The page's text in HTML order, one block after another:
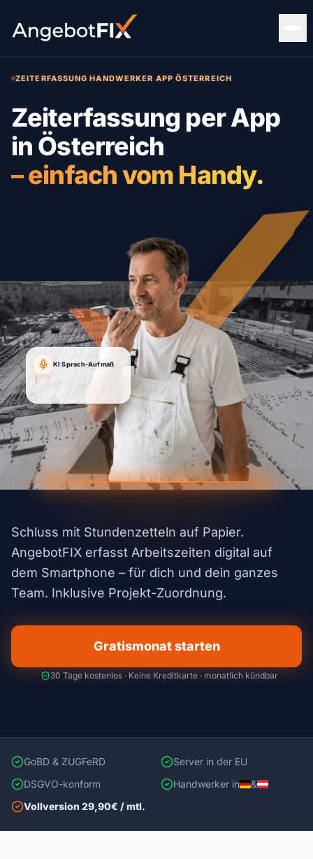
ZEITERFASSUNG HANDWERKER APP ÖSTERREICH
Zeiterfassung per App
in Österreich
– einfach vom Handy.
Schluss mit Stundenzetteln auf Papier.
AngebotFIX erfasst Arbeitszeiten digital auf
dem Smartphone – für dich und dein ganzes
Team. Inklusive Projekt-Zuordnung.
Gratismonat starten
30 Tage kostenlos · Keine Kreditkarte · monatlich kündbar
KI Sprach-Aufmaß
"Angebot für Kunde
GoBD & ZUGFeRD
Server in der EU
DSGVO-konform
Handwerker in
&
Vollversion 29,90€ / mtl.